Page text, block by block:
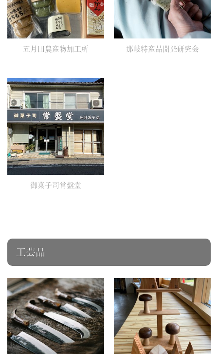
五月田農産物加工所 那岐特産品開発研究会
御菓子司常盤堂
工芸品